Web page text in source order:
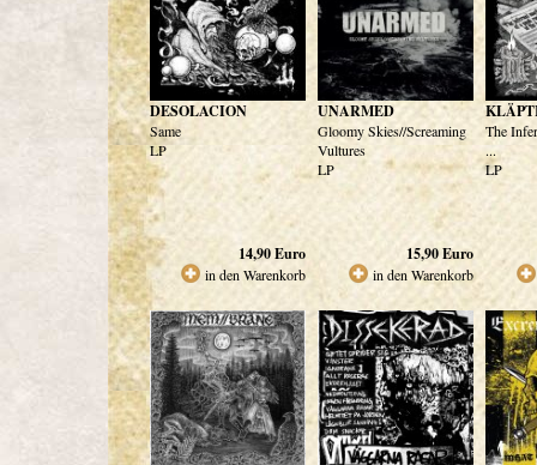
DESOLACION
Same
LP
14,90Euro
in den Warenkorb
UNARMED
Gloomy Skies//Screaming
Vultures
LP
15,90Euro
in den Warenkorb
The
...
LP